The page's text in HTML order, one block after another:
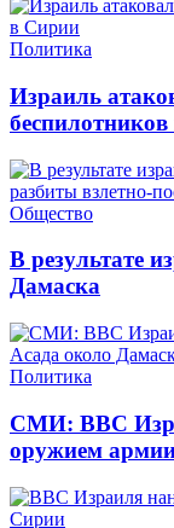
Политика
Израиль
беспилотников
Общество
В результате
Дамаска
Политика
СМИ: ВВС
оружием